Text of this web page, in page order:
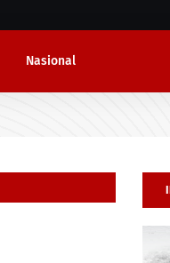
Nasional